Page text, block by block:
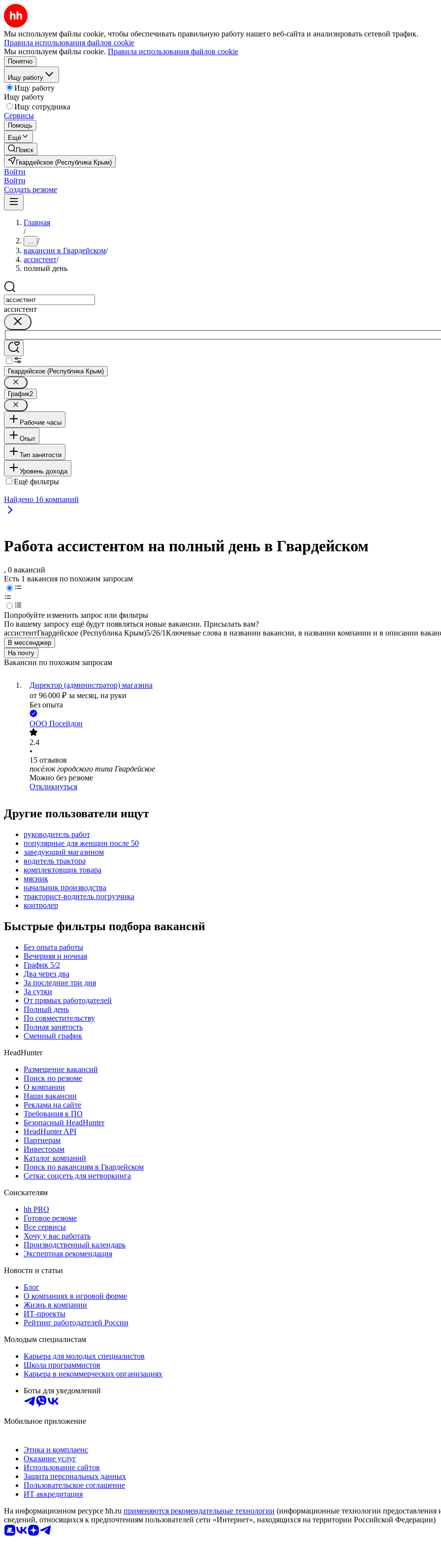
Мы используем файлы cookie, чтобы обеспечивать правильную работу нашего веб-сайта и анализировать сетевой трафик.
Правила использования файлов cookie
Мы используем файлы cookie. Правила использования файлов cookie
Понятно
Ищу работу
Ищу работу
Ищу работу
Ищу сотрудника
Сервисы
Помощь
Ещё
Поиск
Гвардейское (Республика Крым)
Войти
Войти
Создать резюме
Главная
/
... /
вакансии в Гвардейском/
ассистент/
полный день
ассистент
Гвардейское (Республика Крым)
График2
Рабочие часы
Опыт
Тип занятости
Уровень дохода
Ещё фильтры
Найдено 16 компаний
Работа ассистентом на полный день в Гвардейском
, 0 вакансий
Есть 1 вакансия по похожим запросам
Попробуйте изменить запрос или фильтры
По вашему запросу ещё будут появляться новые вакансии. Присылать вам?
ассистентГвардейское (Республика Крым)5/26/1Ключевые слова в названии вакансии, в названии компании и в описании
В мессенджер
На почту
Вакансии по похожим запросам
Директор (администратор) магазина
от 96 000 ₽ за месяц, на руки
Без опыта
ООО Посейдон
2.4
•
15 отзывов
посёлок городского типа Гвардейское
Можно без резюме
Откликнуться
Другие пользователи ищут
руководитель работ
популярные для женщин после 50
заведующий магазином
водитель трактора
комплектовщик товара
мясник
начальник производства
тракторист-водитель погрузчика
контролер
Быстрые фильтры подбора вакансий
Без опыта работы
Вечерняя и ночная
График 5/2
Два через два
За последние три дня
За сутки
От прямых работодателей
Полный день
По совместительству
Полная занятость
Сменный график
HeadHunter
Размещение вакансий
Поиск по резюме
О компании
Наши вакансии
Реклама на сайте
Требования к ПО
Безопасный HeadHunter
HeadHunter API
Партнерам
Инвесторам
Каталог компаний
Поиск по вакансиям в Гвардейском
Сетка: соцсеть для нетворкинга
Соискателям
hh PRO
Готовое резюме
Все сервисы
Хочу у вас работать
Производственный календарь
Экспертная рекомендация
Новости и статьи
Блог
О компаниях в игровой форме
Жизнь в компании
ИТ-проекты
Рейтинг работодателей России
Молодым специалистам
Карьера для молодых специалистов
Школа программистов
Карьера в некоммерческих организациях
Боты для уведомлений
Мобильное приложение
Этика и комплаенс
Оказание услуг
Использование сайтов
Защита персональных данных
Пользовательское соглашение
ИТ аккредитация
На информационном ресурсе hh.ru применяются рекомендательные технологии (информационные технологии предоставления
сведений, относящихся к предпочтениям пользователей сети «Интернет», находящихся на территории Российской Федерации)